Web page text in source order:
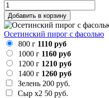
Добавить в корзину
Осетинский пирог с фасолью
800 г 1110 руб
1000 г 1160 руб
1200 г 1210 руб
1400 г 1260 руб
Зелень 200 руб.
Сыр х2 50 руб.